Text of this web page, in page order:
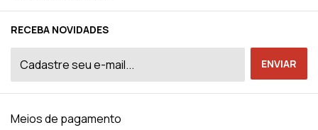
RECEBA NOVIDADES
Meios de pagamento